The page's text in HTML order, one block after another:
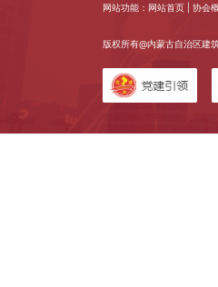
网站功能：网站首页 | 协会
版权所有@内蒙古自治区建